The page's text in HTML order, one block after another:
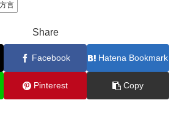
言
Share
Facebook Hatena Bookmark
Pinterest Copy